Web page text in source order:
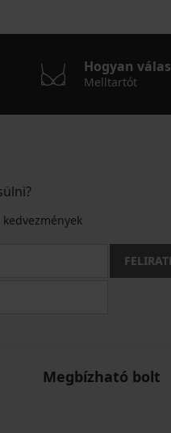
Hogyan
Melltartót
kedvezmények
Megbízható bolt